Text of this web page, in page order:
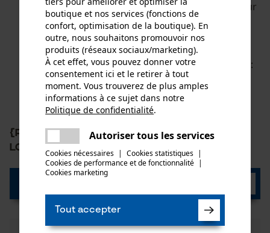
doublure respirante, combinée au cuir supérieur
également respirant
Antidérapant, grâce à une semelle PU à 2
couches spéciales et à la technologie ActiveGrip
Semelle intermédiaire en acier anti-perforation :
protège vos pieds contre les objets pointus
pouvant se trouver sur le sol ou le terrain.
{PR-LoadData(XX73421,1)} 0,00 {/PR-
LoadData(XX73421,1)} €
boutique et nos services (fonctions de
confort, optimisation de la boutique). En
outre, nous souhaitons promouvoir nos
produits (réseaux sociaux/marketing).
À cet effet, vous pouvez donner votre
consentement ici et le retirer à tout
moment. Vous trouverez de plus amples
informations à ce sujet dans notre
Politique de confidentialité.
Autoriser tous les services
Cookies nécessaires | Cookies statistiques |
Cookies de performance et de fonctionnalité |
Cookies marketing
Tout accepter
Une erreur s'est produite. Veuillez
essayer encore.
partager
partager
mail